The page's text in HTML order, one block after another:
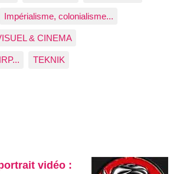
Impérialisme, colonialisme...
& CINEMA
TEKNIK
vidéo :